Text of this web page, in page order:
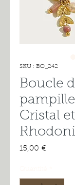
SKU : BO_242
Boucle
Cristal et
15,00 €Prix